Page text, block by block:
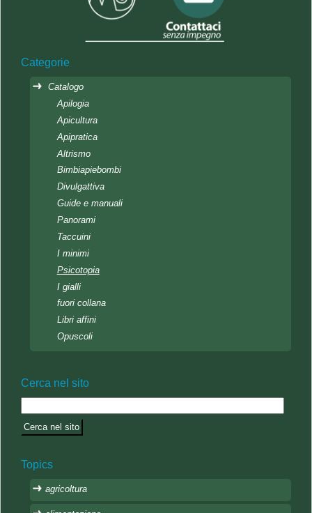
Categorie
Catalogo
Apilogia
Apicultura
Apipratica
Altrismo
Bimbiapiebombi
Divulgattiva
Guide e manuali
Panorami
Taccuini
I minimi
Psicotopia
I gialli
fuori collana
Libri affini
Opuscoli
Cerca nel sito
Topics
agricoltura